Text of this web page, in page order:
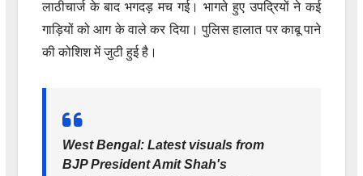
लाठीचार्ज के बाद भगदड़ मच गई। भागते हुए उपद्रियों ने कई
गाड़ियों को आग के वाले कर दिया। पुलिस हालात पर काबू पाने
की कोशिश में जुटी हुई है।
West Bengal: Latest visuals from
BJP President Amit Shah's